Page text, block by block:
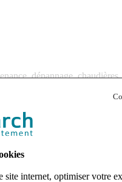
internet, optimiser votre
dépannage, chaudières.
F). Notre client est une
L’entreprise se